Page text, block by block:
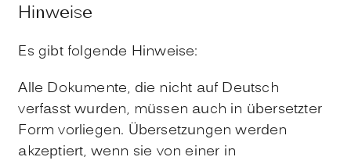
Hinweise
Es gibt folgende Hinweise:
Alle Dokumente, die nicht auf Deutsch
verfasst wurden, müssen auch in übersetzter
Form vorliegen. Übersetzungen werden
akzeptiert, wenn sie von einer in